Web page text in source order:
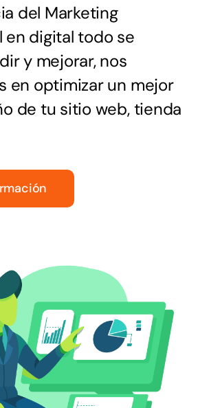
del Marketing
digital todo se
y mejorar, nos
en optimizar un mejor
de tu sitio web, tienda